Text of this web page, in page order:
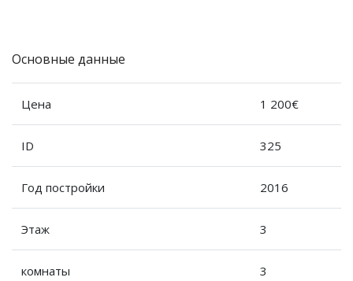
Основные данные
Цена 1 200€
ID 325
Год постройки 2016
Этаж 3
комнаты 3